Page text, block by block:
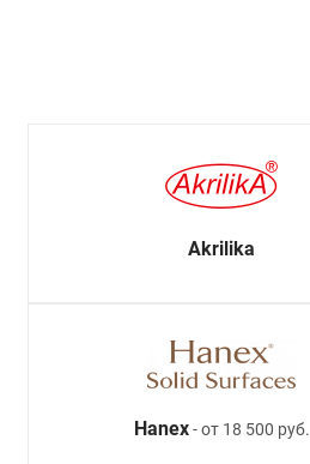
Akrilika
Hanex- от 18 500 руб.